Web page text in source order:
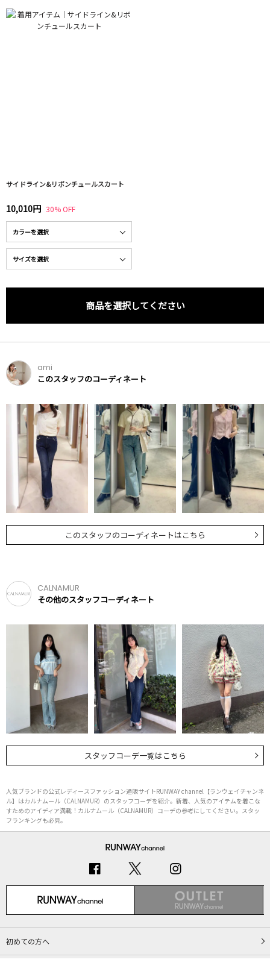
サイドライン&リボンチュールスカート
10,010円 30% OFF
商品を選択してください
ami
このスタッフのコーディネート
このスタッフのコーディネートはこちら
CALNAMUR
その他のスタッフコーディネート
スタッフコーデ一覧はこちら
人気ブランドの公式レディースファッション通販サイトRUNWAY channel【ランウェイチャンネ
ル】はカルナムール（CALNAMUR）のスタッフコーデを紹介。新着、人気のアイテムを着こな
すためのアイディア満載！カルナムール（CALNAMUR）コーデの参考にしてください。スタッ
フランキングも必見。
初めての方へ